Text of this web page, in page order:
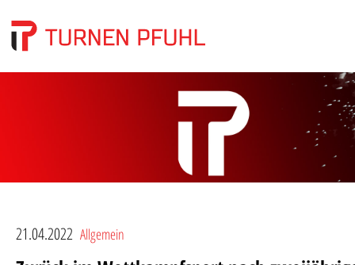
21.04.2022 Allgemein